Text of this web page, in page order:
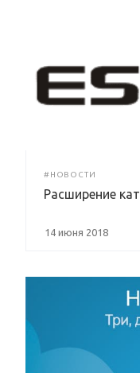
#НОВОСТИ
Расширение
14 июня 2018